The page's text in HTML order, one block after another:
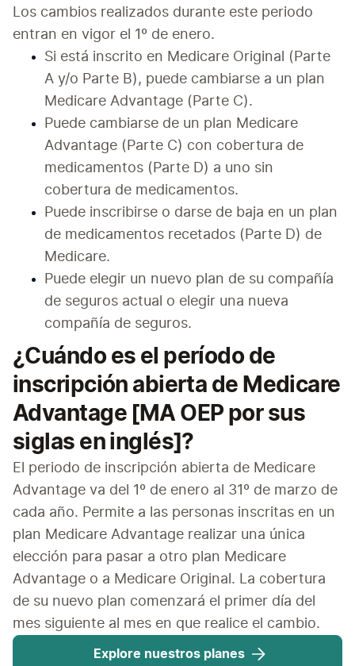
Los cambios realizados durante este periodo
entran en vigor el 1º de enero.
Si está inscrito en Medicare Original (Parte
A y/o Parte B), puede cambiarse a un plan
Medicare Advantage (Parte C).
Puede cambiarse de un plan Medicare
Advantage (Parte C) con cobertura de
medicamentos (Parte D) a uno sin
cobertura de medicamentos.
Puede inscribirse o darse de baja en un plan
de medicamentos recetados (Parte D) de
Medicare.
Puede elegir un nuevo plan de su compañía
de seguros actual o elegir una nueva
compañía de seguros.
¿Cuándo es el período de
inscripción abierta de Medicare
Advantage [MA OEP por sus
siglas en inglés]?
El periodo de inscripción abierta de Medicare
Advantage va del 1º de enero al 31º de marzo de
cada año. Permite a las personas inscritas en un
plan Medicare Advantage realizar una única
elección para pasar a otro plan Medicare
Advantage o a Medicare Original. La cobertura
de su nuevo plan comenzará el primer día del
mes siguiente al mes en que realice el cambio.
Explore nuestros planes